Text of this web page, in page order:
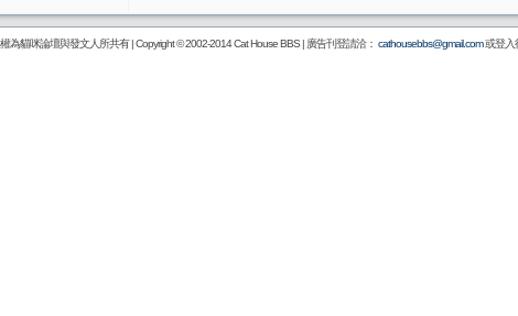
為貓咪論壇與發文人所共有 | Copyright © 2002-2014Cat House BBS| 廣告刊登請洽： cathousebbs@gmail.com或登入